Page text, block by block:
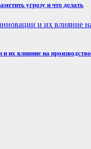
угрозу и что делать
их влияние на производство